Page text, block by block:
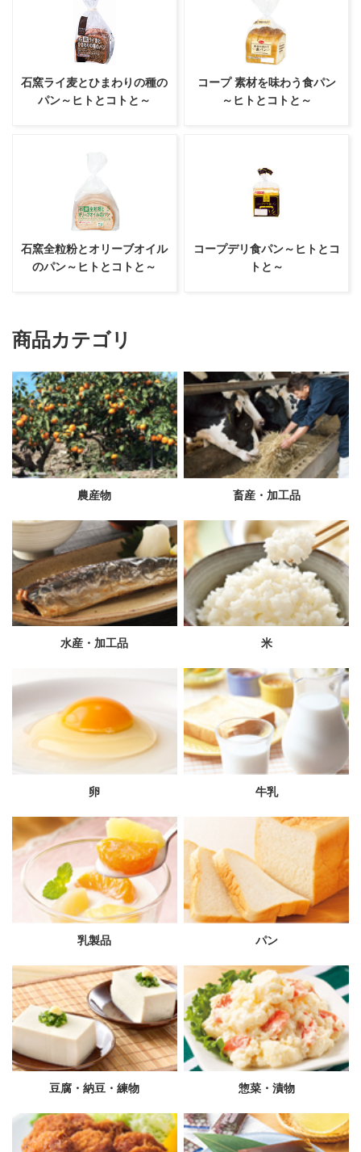
石窯ライ麦とひまわりの種の
パン～ヒトとコトと～
コープ 素材を味わう食パン
～ヒトとコトと～
石窯全粒粉とオリーブオイル
のパン～ヒトとコトと～
コープデリ食パン～ヒトとコ
トと～
商品カテゴリ
農産物 畜産・加工品
水産・加工品 米
卵 牛乳
乳製品 パン
豆腐・納豆・練物 惣菜・漬物